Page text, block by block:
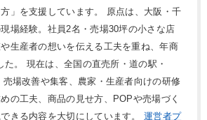
」を支援しています。 原点は、大阪・千
場経験。社員2名・売場30坪の小さな店
生産者の想いを伝える工夫を重ね、年商
た。 現在は、全国の直売所・道の駅・
場改善や集客、農家・生産者向けの研修
の工夫、商品の見せ方、POPや売場づく
きる内容を大切にしています。運営者プ